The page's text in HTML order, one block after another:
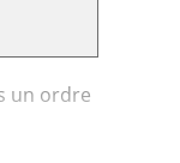
un ordre